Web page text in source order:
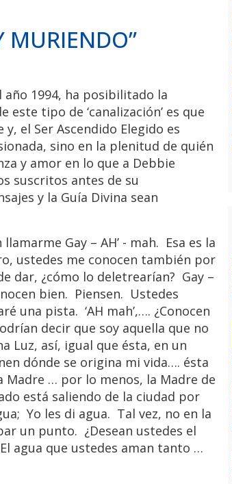
MURIENDO”
1994, ha posibilitado la
tipo de ‘canalización’ es que
el Ser Ascendido Elegido es
sino en la plenitud de quién
y amor en lo que a Debbie
suscritos antes de su
y la Guía Divina sean
Gay – AH’ - mah. Esa es la
ustedes me conocen también por
dar, ¿cómo lo deletrearían? Gay –
bien. Piensen. Ustedes
una pista. ‘AH mah’,…. ¿Conocen
decir que soy aquella que no
Luz, así, igual que ésta, en un
dónde se origina mi vida…. ésta
Madre … por lo menos, la Madre de
está saliendo de la ciudad por
Yo les di agua. Tal vez, no en la
un punto. ¿Desean ustedes el
agua que ustedes aman tanto …